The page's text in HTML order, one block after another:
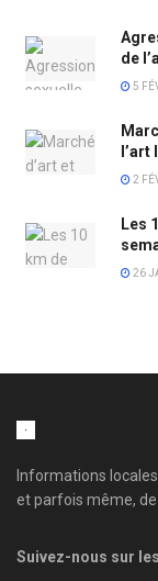
de
5
l’art
2
Les
26
Informations
et parfois même,
Suivez-nous sur